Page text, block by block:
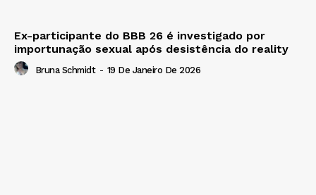
Ex-participante do BBB 26 é investigado por
importunação sexual após desistência do reality
Bruna Schmidt - 19 De Janeiro De 2026